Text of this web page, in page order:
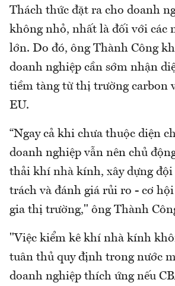
Thách thức đặt ra cho doanh
không nhỏ, nhất là đối với các
lớn. Do đó, ông Thành Công
doanh nghiệp cần sớm nhận
tiềm tàng từ thị trường carbon
EU.
“Ngay cả khi chưa thuộc diện
doanh nghiệp vẫn nên chủ
thải khí nhà kính, xây dựng đội
trách và đánh giá rủi ro - cơ
gia thị trường," ông Thành
"Việc kiểm kê khí nhà kính
tuân thủ quy định trong nước
doanh nghiệp thích ứng nếu